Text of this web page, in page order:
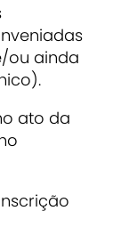
ou ainda
ato da